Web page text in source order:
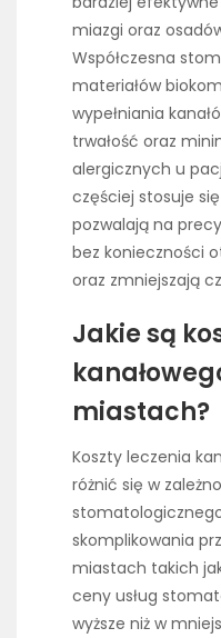
miazgi oraz
Współczesna
materiałów
wypełniania
trwałość oraz
alergicznych u
częściej stosuje
pozwalają na
bez konieczności
oraz zmniejszają
Jakie są
miastach?
Koszty leczenia
różnić się w
skomplikowania
miastach takich
ceny usług
wyższe niż w